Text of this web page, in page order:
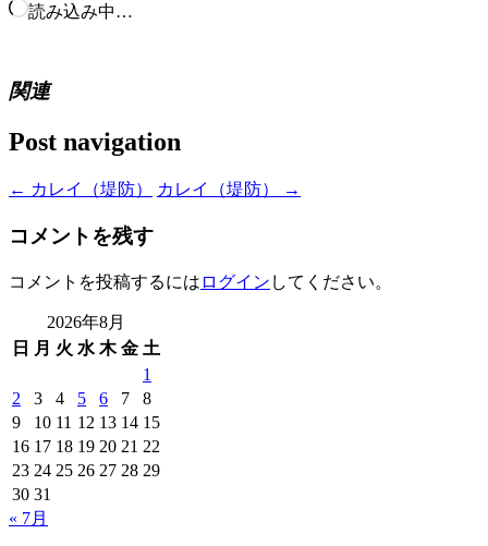
読み込み中…
関連
Post navigation
← カレイ（堤防） カレイ（堤防） →
コメントを残す
コメントを投稿するには ログイン してください。
2026年8月
日
月 火 水 木 金 土
1
2
3 4 5 6 7
8
9
10 11 12 13 14 15
16 17 18 19 20 21 22
23 24 25 26 27 28 29
30 31
« 7月